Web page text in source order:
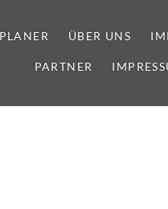
ÜBER UNS
PARTNER